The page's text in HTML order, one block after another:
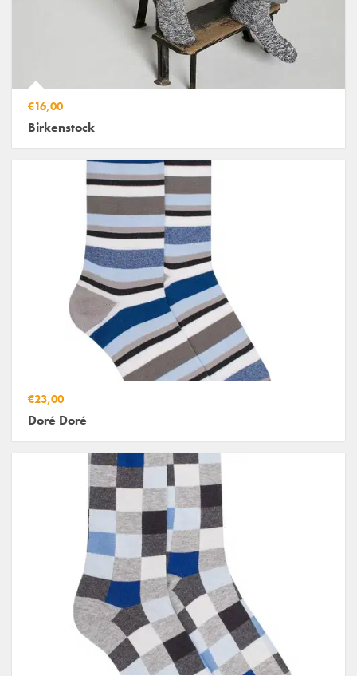
€16,00
Birkenstock
€23,00
Doré Doré